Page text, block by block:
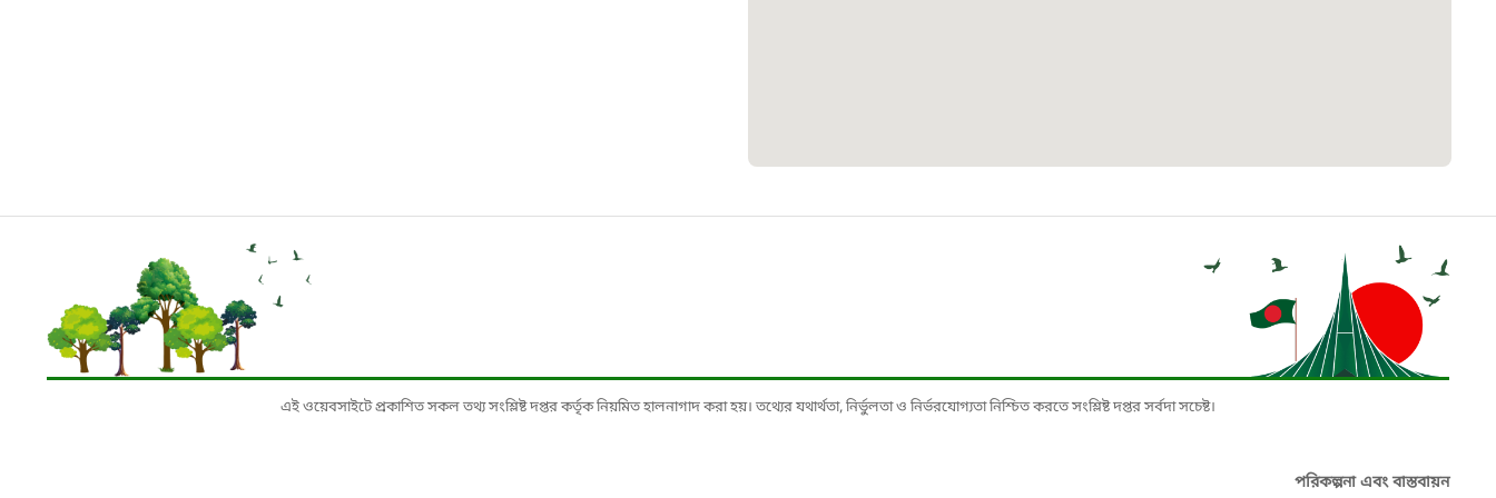
১৬১০৯
বাংলাদেশ কর্মচারী কল্যাণ বোর্ড হটলাইন
০১৯০৮৮৮৮৮৮৮
১৬১১৩
এই ওয়েবসাইটে প্রকাশিত সকল তথ্য সংশ্লিষ্ট দপ্তর কর্তৃক নিয়মিত হালনাগাদ করা হয়। তথ্যের যথার্থতা, নির্ভুলতা ও নির্ভরযোগ্যতা নিশ্চিত করতে সংশ্লিষ্ট দপ্তর সর্বদা সচেষ্ট।
পরিকল্পনা এবং বাস্তবায়ন